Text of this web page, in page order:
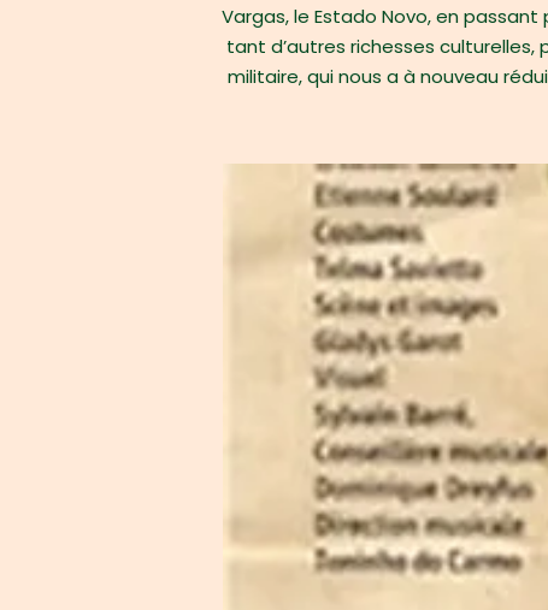
Vargas, le Estado Novo, en
tant d’autres richesses
militaire, qui nous a à nouveau